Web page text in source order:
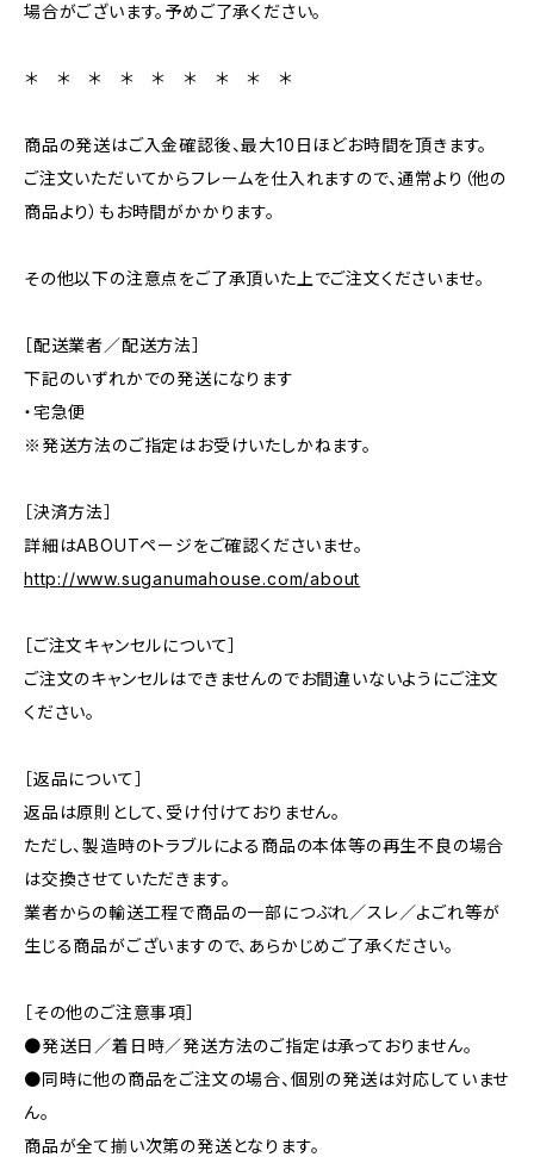
場合がございます。予めご了承ください。
＊ ＊ ＊ ＊ ＊ ＊ ＊ ＊ ＊
商品の発送はご入金確認後、最大10日ほどお時間を頂きます。
ご注文いただいてからフレームを仕入れますので、通常より（他の
商品より）もお時間がかかります。
その他以下の注意点をご了承頂いた上でご注文くださいませ。
［配送業者／配送方法］
下記のいずれかでの発送になります
・宅急便
※発送方法のご指定はお受けいたしかねます。
［決済方法］
詳細はABOUTページをご確認くださいませ。
http://www.suganumahouse.com/about
［ご注文キャンセルについて］
ご注文のキャンセルはできませんのでお間違いないようにご注文
ください。
［返品について］
返品は原則として、受け付けておりません。
ただし、製造時のトラブルによる商品の本体等の再生不良の場合
は交換させていただきます。
業者からの輸送工程で商品の一部につぶれ／スレ／よごれ等が
生じる商品がございますので、あらかじめご了承ください。
［その他のご注意事項］
●発送日／着日時／発送方法のご指定は承っておりません。
●同時に他の商品をご注文の場合、個別の発送は対応していませ
ん。
商品が全て揃い次第の発送となります。